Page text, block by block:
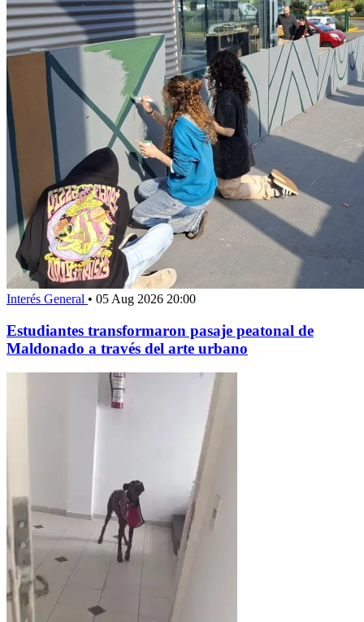
Interés General • 05 Aug 2026 20:00
Estudiantes transformaron pasaje peatonal de
Maldonado a través del arte urbano